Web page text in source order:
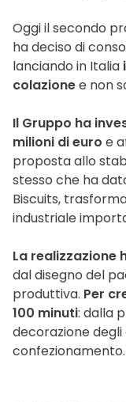
Oggi il secondo
ha deciso di
lanciando in Italia
colazionee non
Il Gruppo ha
milioni di euro e
proposta allo
stesso che ha
Biscuits,
industriale
La realizzazione
dal disegno del
produttiva. Per
100 minuti: dalla
decorazione
confezionamento.